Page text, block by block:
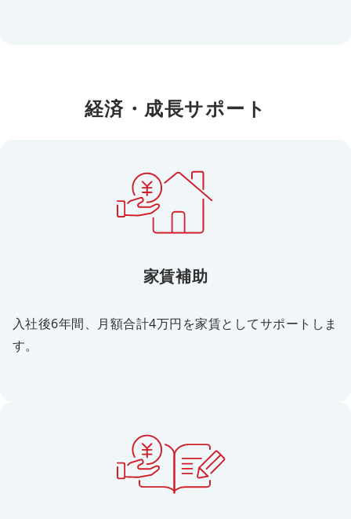
経済・成長サポート
家賃補助
入社後6年間、月額合計4万円を家賃としてサポートしま
す。